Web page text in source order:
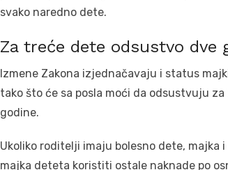
svako naredno dete.
Za treće dete odsustvo dve
Izmene Zakona izjednačavaju i status
tako što će sa posla moći da odsustvuju
godine.
Ukoliko roditelji imaju bolesno dete, majka
majka deteta koristiti ostale naknade po